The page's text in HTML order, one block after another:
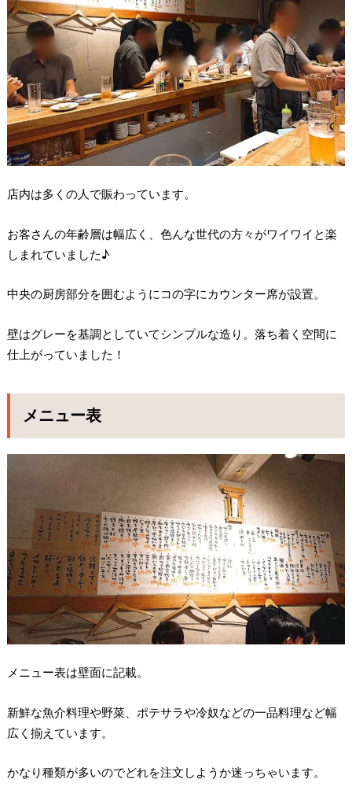
店内は多くの人で賑わっています。
お客さんの年齢層は幅広く、色んな世代の方々がワイワイと楽
しまれていました♪
中央の厨房部分を囲むようにコの字にカウンター席が設置。
壁はグレーを基調としていてシンプルな造り。落ち着く空間に
仕上がっていました！
メニュー表
メニュー表は壁面に記載。
新鮮な魚介料理や野菜、ポテサラや冷奴などの一品料理など幅
広く揃えています。
かなり種類が多いのでどれを注文しようか迷っちゃいます。